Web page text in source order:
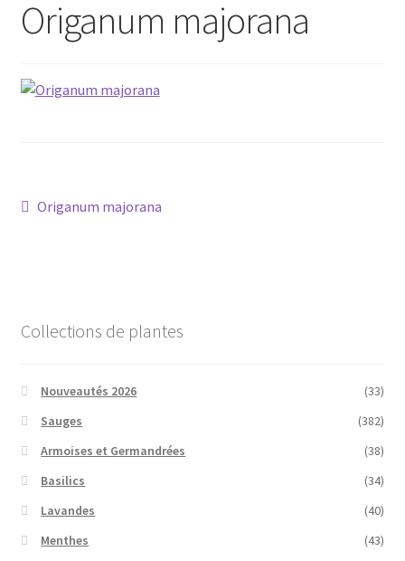
Conseils
L’emballage
Origanum majorana
Navigation
Article
Origanum majorana
Collections de plantes
Nouveautés 2026
(33)
Sauges
(382)
Armoises et Germandrées
(38)
Basilics
(34)
Lavandes
(40)
Menthes
(43)